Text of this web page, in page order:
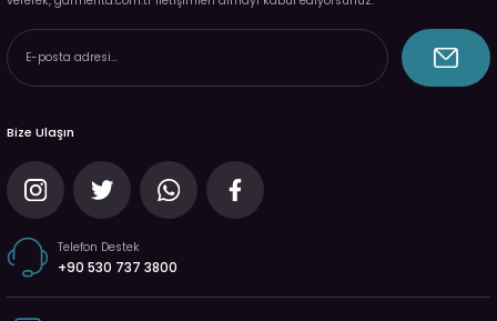
Bize Ulaşın
Telefon Destek
+90 530 737 3800